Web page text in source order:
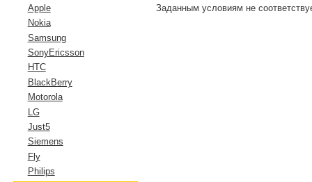
Заданным условиям не
Apple
Nokia
Samsung
SonyEricsson
HTC
BlackBerry
Motorola
LG
Just5
Siemens
Fly
Philips